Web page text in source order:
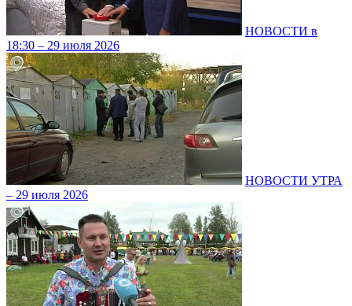
НОВОСТИ в
18:30 – 29 июля 2026
НОВОСТИ УТРА
– 29 июля 2026